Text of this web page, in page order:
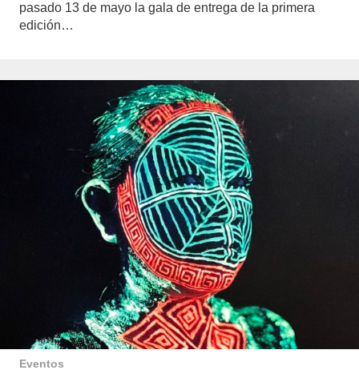
pasado 13 de mayo la gala de entrega de la primera
edición…
Eventos